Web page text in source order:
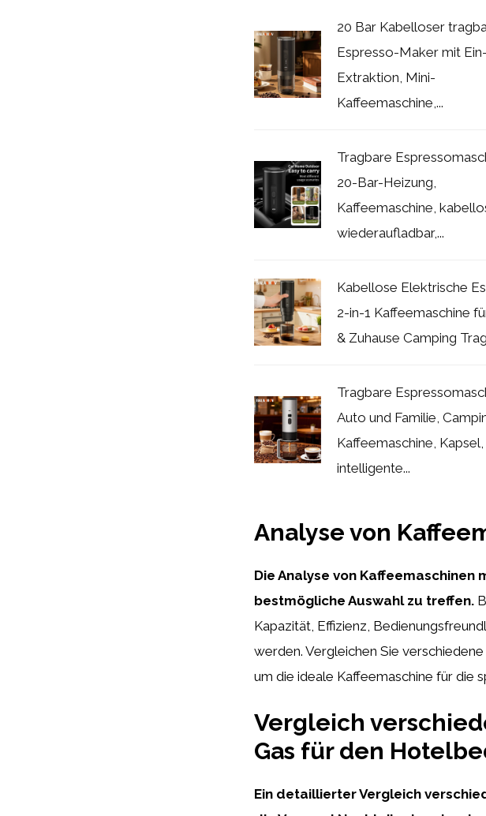
20 Bar Kabelloser
Espresso-Maker mit
Extraktion, Mini-
Kaffeemaschine,...
Tragbare
20-Bar-Heizung,
Kaffeemaschine,
wiederaufladbar,...
Kabellose Elektrische
2-in-1 Kaffeemaschine
& Zuhause Camping
Tragbare
Auto und Familie,
Kaffeemaschine, Kapsel,
intelligente...
Analyse von
Die Analyse von
bestmögliche Auswahl zu treffen.
Kapazität, Effizienz,
werden. Vergleichen Sie
um die ideale Kaffeemaschine für die
Vergleich
Gas für den
Ein detaillierter Vergleich